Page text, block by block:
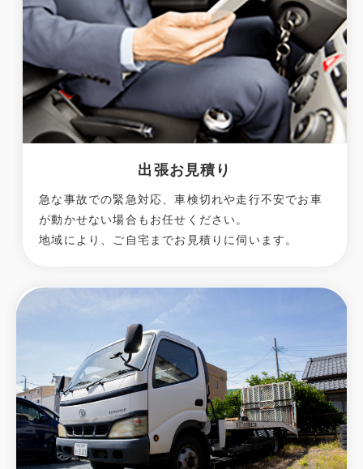
出張お見積り
急な事故での緊急対応、車検切れや走行不安でお車
が動かせない場合もお任せください。
地域により、ご自宅までお見積りに伺います。